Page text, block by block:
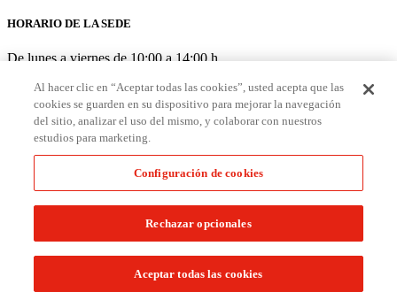
HORARIO DE LA SEDE
De lunes a viernes de 10:00 a 14:00 h
HORARIO PUNTO DE AMIGOS EN EL MUSEO
De lunes a sábado de 10:00 a 19:30 h Domingo/festivos de 10:00 a
18:30 h
Hazte
Amigo
Política de Cookies|Configuración de Cookies
Políticas de Privacidad y Devolución
© Fundación Amigos del Museo del Prado. Todos los derechos
Al hacer clic en “Aceptar todas las cookies”, usted acepta que las
cookies se guarden en su dispositivo para mejorar la navegación
del sitio, analizar el uso del mismo, y colaborar con nuestros
estudios para marketing.
Configuración de cookies
Rechazar opcionales
Aceptar todas las cookies